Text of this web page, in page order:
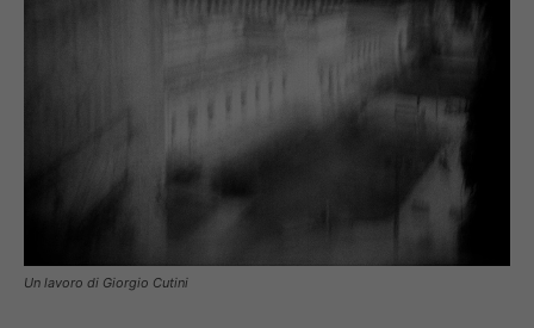
Un lavoro di Giorgio Cutini